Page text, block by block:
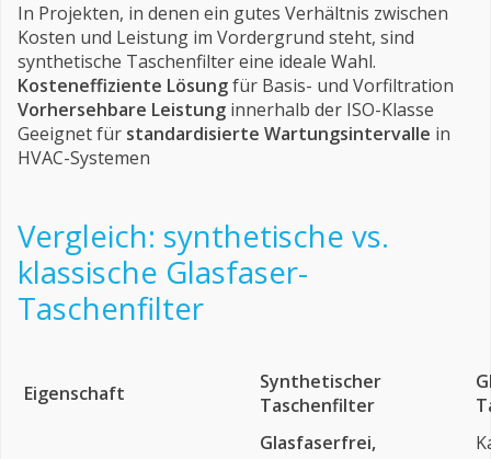
In Projekten, in denen ein gutes Verhältnis zwischen
Kosten und Leistung im Vordergrund steht, sind
synthetische Taschenfilter eine ideale Wahl.
Kosteneffiziente Lösungfür Basis- und Vorfiltration
Vorhersehbare Leistung innerhalb der ISO-Klasse
Geeignet für standardisierte Wartungsintervalle in
HVAC-Systemen
Vergleich: synthetische vs.
klassische Glasfaser-
Taschenfilter
Eigenschaft
Synthetischer
Taschenfilter
Glasfaserfrei,